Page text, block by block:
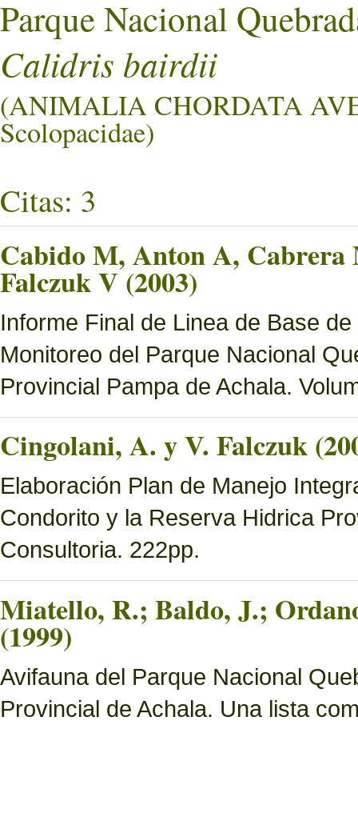
Parque Nacional
Calidris bairdii
(ANIMALIA CHORDATA
Scolopacidae)
Citas: 3
Cabido M, Anton A,
Falczuk V (2003)
Informe Final de Linea de Base
Monitoreo del Parque Nacional
Provincial Pampa de Achala.
Cingolani, A. y V. Falczuk
Elaboración Plan de Manejo
Condorito y la Reserva Hidrica
Consultoria. 222pp.
Miatello, R.; Baldo, J.;
(1999)
Avifauna del Parque Nacional
Provincial de Achala. Una lista